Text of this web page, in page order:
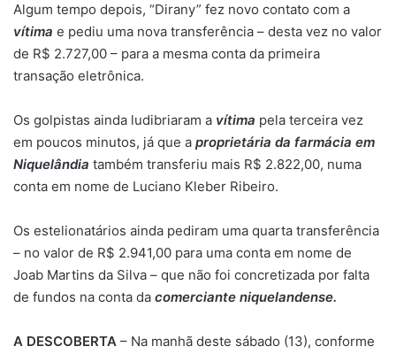
Algum tempo depois, “Dirany” fez novo contato com a
vítima e pediu uma nova transferência – desta vez no valor
de R$ 2.727,00 – para a mesma conta da primeira
transação eletrônica.
Os golpistas ainda ludibriaram a vítima pela terceira vez
em poucos minutos, já que a proprietária da farmácia em
Niquelândia também transferiu mais R$ 2.822,00, numa
conta em nome de Luciano Kleber Ribeiro.
Os estelionatários ainda pediram uma quarta transferência
– no valor de R$ 2.941,00 para uma conta em nome de
Joab Martins da Silva – que não foi concretizada por falta
de fundos na conta da comerciante niquelandense.
A DESCOBERTA – Na manhã deste sábado (13), conforme